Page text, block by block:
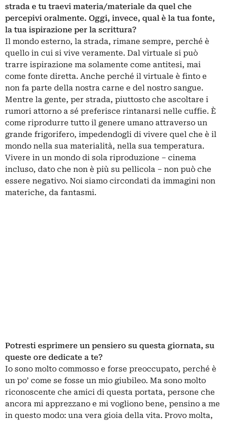
strada e tu traevi materia/materiale da quel che
percepivi oralmente. Oggi, invece, qual è la tua fonte,
la tua ispirazione per la scrittura?
Il mondo esterno, la strada, rimane sempre, perché è
quello in cui si vive veramente. Dal virtuale si può
trarre ispirazione ma solamente come antitesi, mai
come fonte diretta. Anche perché il virtuale è finto e
non fa parte della nostra carne e del nostro sangue.
Mentre la gente, per strada, piuttosto che ascoltare i
rumori attorno a sé preferisce rintanarsi nelle cuffie. È
come riprodurre tutto il genere umano attraverso un
grande frigorifero, impedendogli di vivere quel che è il
mondo nella sua materialità, nella sua temperatura.
Vivere in un mondo di sola riproduzione – cinema
incluso, dato che non è più su pellicola – non può che
essere negativo. Noi siamo circondati da immagini non
materiche, da fantasmi.
Potresti esprimere un pensiero su questa giornata, su
queste ore dedicate a te?
Io sono molto commosso e forse preoccupato, perché è
un po’ come se fosse un mio giubileo. Ma sono molto
riconoscente che amici di questa portata, persone che
ancora mi apprezzano e mi vogliono bene, pensino a me
in questo modo: una vera gioia della vita. Provo molta,